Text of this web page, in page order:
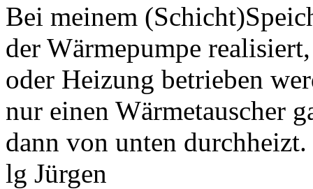
Bei meinem
der Wärmepumpe
oder Heizung betrieben
nur einen Wärmetauscher
dann von unten durchheizt.
lg Jürgen